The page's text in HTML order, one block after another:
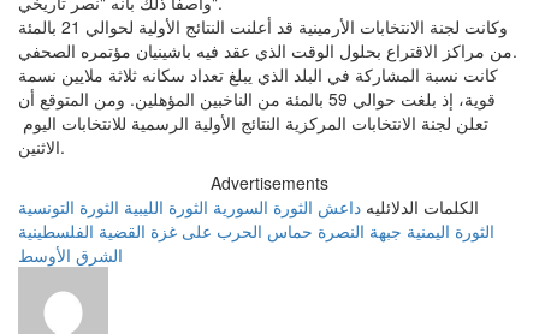
وكانت لجنة الانتخابات الأرمينية قد أعلنت النتائج الأولية لحوالي 21 بالمئة
من ‌مراكز الاقتراع بحلول الوقت الذي عقد فيه ‌باشينيان مؤتمره الصحفي.
كانت نسبة ​المشاركة في البلد الذي يبلغ تعداد سكانه ثلاثة ملايين نسمة
قوية، إذ بلغت حوالي 59 بالمئة من الناخبين المؤهلين. ومن المتوقع أن
تعلن لجنة الانتخابات ​المركزية النتائج الأولية الرسمية للانتخابات اليوم ​
الاثنين.
Advertisements
الكلمات الدلائليه داعش الثورة السورية الثورة الليبية الثورة التونسية
الثورة اليمنية جبهة النصرة حماس الحرب على غزة القضية الفلسطينية
الشرق الأوسط